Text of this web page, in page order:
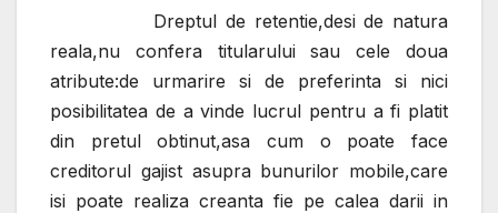
Dreptul de retentie,desi de natura
reala,nu confera titularului sau cele doua
atribute:de urmarire si de preferinta si nici
posibilitatea de a vinde lucrul pentru a fi platit
din pretul obtinut,asa cum o poate face
creditorul gajist asupra bunurilor mobile,care
isi poate realiza creanta fie pe calea darii in